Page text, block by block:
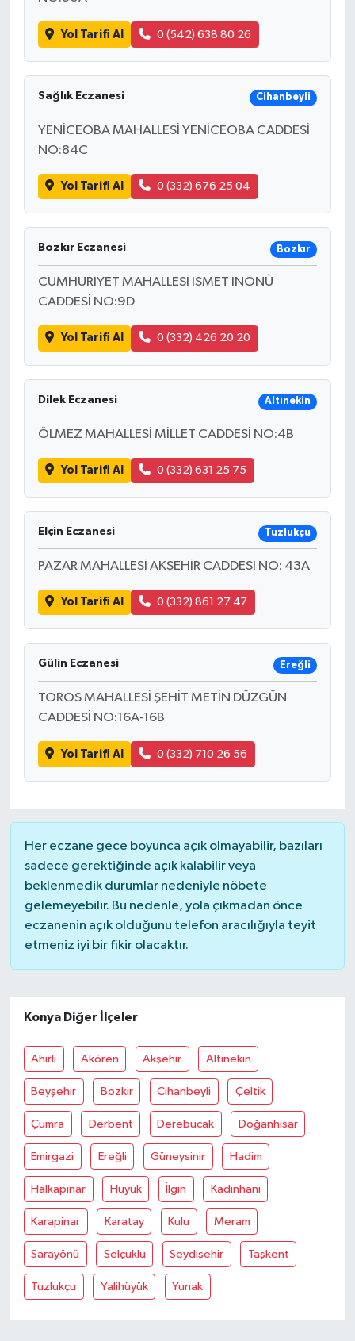
Yol Tarifi Al 0 (542) 638 80 26
Sağlık Eczanesi Cihanbeyli
YENİCEOBA MAHALLESİ YENİCEOBA CADDESİ
NO:84C
Yol Tarifi Al 0 (332) 676 25 04
Bozkır Eczanesi Bozkır
CUMHURİYET MAHALLESİ İSMET İNÖNÜ
CADDESİ NO:9D
Yol Tarifi Al 0 (332) 426 20 20
Dilek Eczanesi Altınekin
ÖLMEZ MAHALLESİ MİLLET CADDESİ NO:4B
Yol Tarifi Al 0 (332) 631 25 75
Elçin Eczanesi Tuzlukçu
PAZAR MAHALLESİ AKŞEHİR CADDESİ NO: 43A
Yol Tarifi Al 0 (332) 861 27 47
Gülin Eczanesi Ereğli
TOROS MAHALLESİ ŞEHİT METİN DÜZGÜN
CADDESİ NO:16A-16B
Yol Tarifi Al 0 (332) 710 26 56
Her eczane gece boyunca açık olmayabilir, bazıları
sadece gerektiğinde açık kalabilir veya
beklenmedik durumlar nedeniyle nöbete
gelemeyebilir. Bu nedenle, yola çıkmadan önce
eczanenin açık olduğunu telefon aracılığıyla teyit
etmeniz iyi bir fikir olacaktır.
Konya Diğer İlçeler
Ahirli Akören Akşehir Altinekin
Beyşehir Bozkir Cihanbeyli Çeltik
Çumra Derbent Derebucak Doğanhisar
Emirgazi Ereğli Güneysinir Hadim
Halkapinar Hüyük İlgin Kadinhani
Karapinar Karatay Kulu Meram
Sarayönü Selçuklu Seydişehir Taşkent
Tuzlukçu Yalihüyük Yunak